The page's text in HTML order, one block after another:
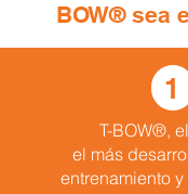
BOW® sea
1
T-BOW®,
el más
entrenamiento y